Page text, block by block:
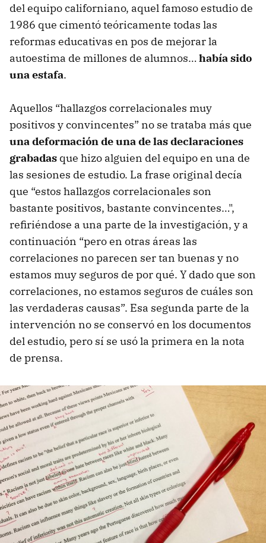
del equipo californiano, aquel famoso estudio de
1986 que cimentó teóricamente todas las
reformas educativas en pos de mejorar la
autoestima de millones de alumnos… había sido
una estafa.
Aquellos “hallazgos correlacionales muy
positivos y convincentes” no se trataba más que
una deformación de una de las declaraciones
grabadas que hizo alguien del equipo en una de
las sesiones de estudio. La frase original decía
que “estos hallazgos correlacionales son
bastante positivos, bastante convincentes…",
refiriéndose a una parte de la investigación, y a
continuación “pero en otras áreas las
correlaciones no parecen ser tan buenas y no
estamos muy seguros de por qué. Y dado que son
correlaciones, no estamos seguros de cuáles son
las verdaderas causas”. Esa segunda parte de la
intervención no se conservó en los documentos
del estudio, pero sí se usó la primera en la nota
de prensa.